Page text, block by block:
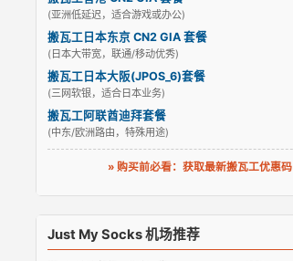
(亚洲低延迟，适合游戏或办公)
搬瓦工日本东京 CN2 GIA 套餐
(日本大带宽，联通/移动优秀)
搬瓦工日本大阪(JPOS_6)套餐
(三网软银，适合日本业务)
搬瓦工阿联酋迪拜套餐
(中东/欧洲路由，特殊用途)
» 购买前必看：获取最新搬瓦工优惠码
Just My Socks 机场推荐